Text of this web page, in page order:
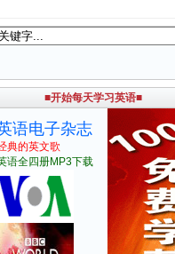
■开始每天学习英语■
语电子杂志
典的英文歌
语全四册MP3下载